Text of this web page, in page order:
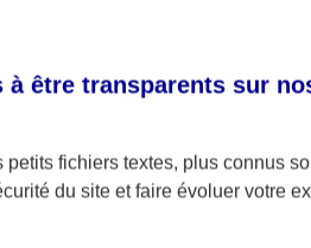
à être transparents sur
fichiers textes, plus connus
du site et faire évoluer votre